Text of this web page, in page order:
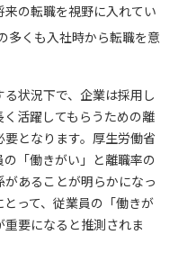
来の転職を視野に入れてい
多くも入社時から転職を意
状況下で、企業は採用し
活躍してもらうための離
となります。厚生労働省
の「働きがい」と離職率の
あることが明らかになっ
って、従業員の「働きが
要になると推測されま